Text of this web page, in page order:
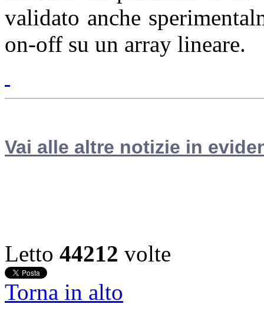
validato anche
on-off su un array lineare.
Vai alle altre notizie in
Letto 44212 volte
Torna in alto